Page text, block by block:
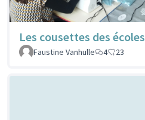
Les cousettes des écoles
Faustine Vanhulle
4 23